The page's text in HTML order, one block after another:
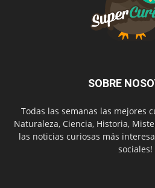
SOBRE
Todas las semanas las mejores
Naturaleza, Ciencia, Historia,
las noticias curiosas más
sociales!